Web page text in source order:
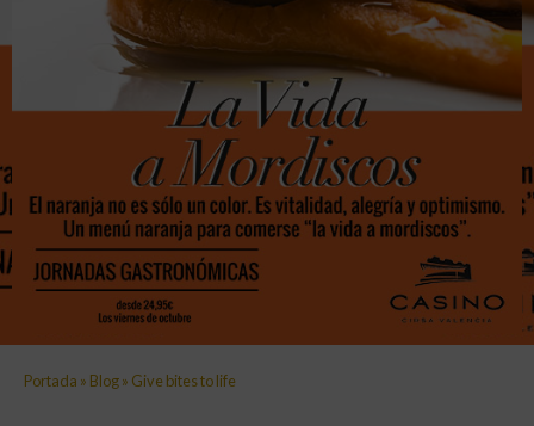
Portada » Blog» Give bites to life